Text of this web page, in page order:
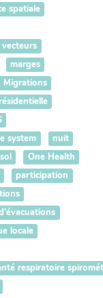
spatiale
vecteurs
marges
Migrations
system
nuit
One Health
participation
locale
respiratoire